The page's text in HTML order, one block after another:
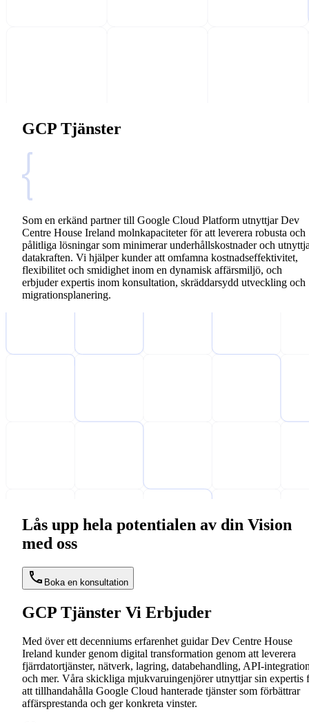
GCP Tjänster
Som en erkänd partner till Google Cloud Platform utnyttjar Dev
Centre House Ireland molnkapaciteter för att leverera robusta och
pålitliga lösningar som minimerar underhållskostnader och
datakraften. Vi hjälper kunder att omfamna kostnadseffektivitet,
flexibilitet och smidighet inom en dynamisk affärsmiljö, och
erbjuder expertis inom konsultation, skräddarsydd utveckling och
migrationsplanering.
Lås upp hela potentialen av din Vision
med oss
Boka en konsultation
GCP Tjänster Vi Erbjuder
Med över ett decenniums erfarenhet guidar Dev Centre House
Ireland kunder genom digital transformation genom att leverera
fjärrdatortjänster, nätverk, lagring, databehandling, API-
och mer. Våra skickliga mjukvaruingenjörer utnyttjar sin expertis
att tillhandahålla Google Cloud hanterade tjänster som förbättrar
affärsprestanda och ger konkreta vinster.